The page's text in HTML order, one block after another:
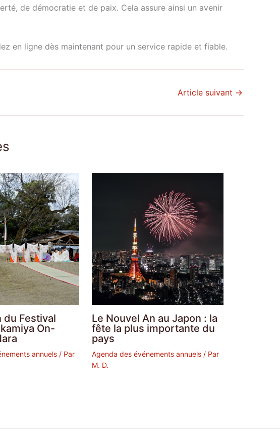
de démocratie et de paix. Cela assure ainsi un avenir
en ligne dès maintenant pour un service rapide et fiable.
Article suivant →
du Festival
On-
annuels/ Par
Le Nouvel An au Japon : la
fête la plus importante du
pays
Agenda des événements annuels/ Par
M. D.